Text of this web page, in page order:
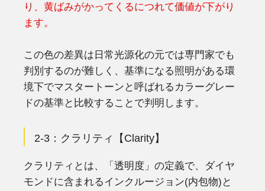
り、黄ばみがかってくるにつれて価値が下がり
ます。
この色の差異は日常光源化の元では専門家でも
判別するのが難しく、基準になる照明がある環
境下でマスタートーンと呼ばれるカラーグレー
ドの基準と比較することで判明します。
2-3：クラリティ【Clarity】
クラリティとは、「透明度」の定義で、ダイヤ
モンドに含まれるインクルージョン(内包物)と